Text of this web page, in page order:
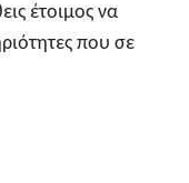
έτοιμος να
που σε